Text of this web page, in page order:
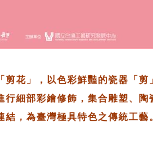
剪花」，以色彩鮮豔的瓷器「
行細部彩繪修飾，集合雕塑、
結，為臺灣極具特色之傳統工藝